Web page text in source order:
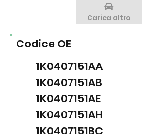
Codice OE
1K0407151AA
1K0407151AB
1K0407151AE
1K0407151AH
1K0407151BC
Carica altro